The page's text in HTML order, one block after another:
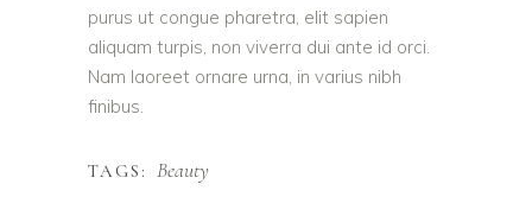
purus ut congue pharetra, elit sapien
aliquam turpis, non viverra dui ante id orci.
Nam laoreet ornare urna, in varius nibh
finibus.
TAGS: Beauty